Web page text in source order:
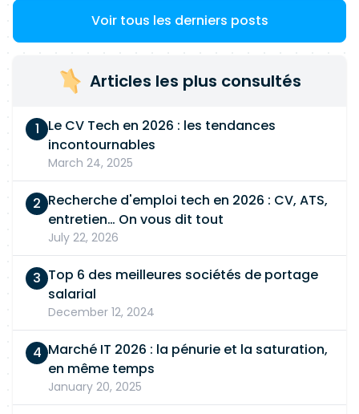
Voir tous les derniers posts
Articles les plus consultés
Le CV Tech en 2026 : les tendances
incontournables
March 24, 2025
Recherche d'emploi tech en 2026 : CV, ATS,
entretien… On vous dit tout
July 22, 2026
Top 6 des meilleures sociétés de portage
salarial
December 12, 2024
Marché IT 2026 : la pénurie et la saturation,
en même temps
January 20, 2025